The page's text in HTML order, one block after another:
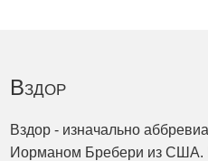
Вздор
Вздор - изначально
Иорманом Бребери из США.